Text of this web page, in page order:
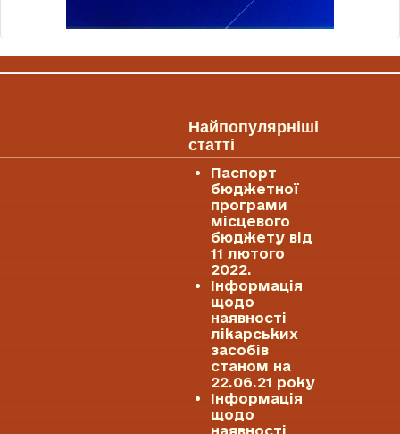
Найпопулярніші
статті
Паспорт
бюджетної
програми
місцевого
бюджету від
11 лютого
2022.
Інформація
щодо
наявності
лікарських
засобів
станом на
22.06.21 року
Інформація
щодо
наявності